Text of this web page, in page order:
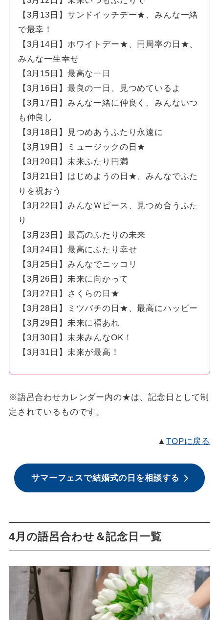
【3月13日】サンドイッチデー★、みんな一緒
で最幸！
【3月14日】ホワイトデー★、円周率の日★、
みんな一生幸せ
【3月15日】最高な一日
【3月16日】最良の一日、見つめているよ
【3月17日】みんな一緒に仲良く、みんないつ
も仲良し
【3月18日】見つめあうふたり永遠に
【3月19日】ミュージックの日★
【3月20日】未来ふたり円満
【3月21日】はじめようの日★、みんなでふた
りを祝おう
【3月22日】みんなＷピース、見つめ合うふた
り
【3月23日】最高のふたりの未来
【3月24日】最高にふたり幸せ
【3月25日】みんなでニッコリ
【3月26日】未来に向かって
【3月27日】さくらの日★
【3月28日】ミツバチの日★、最高にハッピー
【3月29日】未来に福あれ
【3月30日】未来みんなOK！
【3月31日】未来が最高！
※語呂合わせカレンダー内の★は、記念日として制
定されているものです。
▲TOPに戻る
サマーフェスで結婚式の日を相談する
4月の語呂合わせ＆記念日一覧